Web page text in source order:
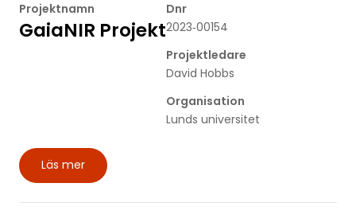
Projektnamn
GaiaNIR Projekt
Dnr
2023‐00154
Projektledare
David Hobbs
Organisation
Lunds universitet
Läs mer